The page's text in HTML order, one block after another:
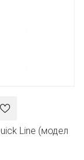
Line (модел